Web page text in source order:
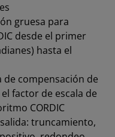
gruesa para
desde el primer
hasta el
de compensación de
factor de escala de
CORDIC
truncamiento,